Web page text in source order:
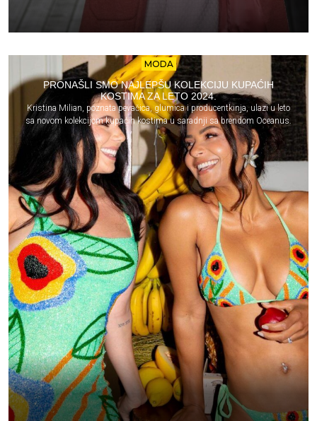
MODA
PRONAŠLI SMO NAJLEPŠU KOLEKCIJU KUPAĆIH
KOSTIMA ZA LETO 2024.
Kristina Milian, poznata pevačica, glumica i producentkinja, ulazi u leto
sa novom kolekcijom kupaćih kostima u saradnji sa brendom Oceanus.